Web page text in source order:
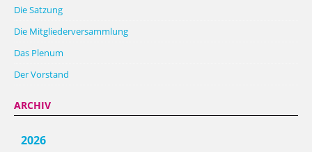
Die Satzung
Die Mitgliederversammlung
Das Plenum
Der Vorstand
ARCHIV
2026